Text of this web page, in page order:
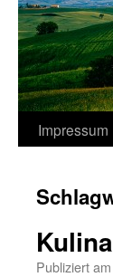
Zum
springen
Impressum
Publiziert am